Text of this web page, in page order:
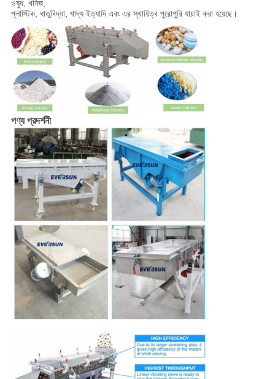
ওষুধ, খনিজ,
প্লাস্টিক, ধাতুবিদ্যা, খাদ্য ইত্যাদি এবং এর স্থায়িত্ব পুরোপুরি যাচাই করা হয়েছে।
পণ্য প্রদর্শনী